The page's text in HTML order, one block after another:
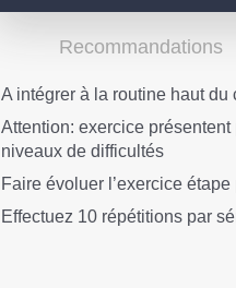
Recommandations
A intégrer à la routine haut du
Attention: exercice présentent
niveaux de difficultés
Faire évoluer l’exercice étape
Effectuez 10 répétitions par